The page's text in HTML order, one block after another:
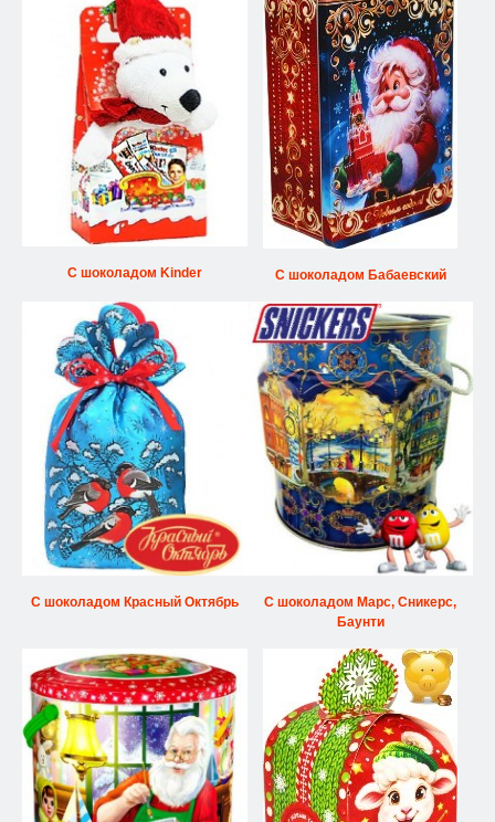
С шоколадом Kinder С шоколадом Бабаевский
С шоколадом Красный Октябрь
С шоколадом Марс, Сникерс,
Баунти